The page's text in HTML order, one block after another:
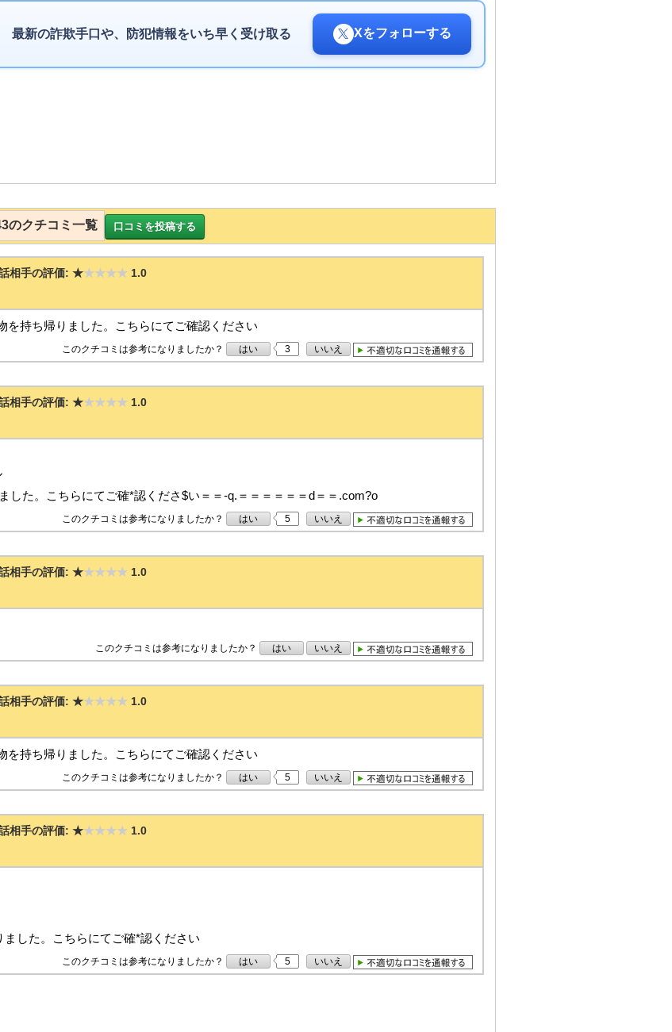
最新の詐欺手口や、防犯情報をいち早く受け取る Xをフォローする
のクチコミ一覧 口コミを投稿する
相手の評価: ★★★★★1.0
を持ち帰りました。こちらにてご確認ください
このクチコミは参考になりましたか？ はい 3 いいえ
相手の評価: ★★★★★1.0
した。こちらにてご確*認くださ$い＝＝-q.＝＝＝＝＝＝d＝＝.com?o
このクチコミは参考になりましたか？ はい 5 いいえ
相手の評価: ★★★★★1.0
このクチコミは参考になりましたか？ はい いいえ
相手の評価: ★★★★★1.0
を持ち帰りました。こちらにてご確認ください
このクチコミは参考になりましたか？ はい 5 いいえ
相手の評価: ★★★★★1.0
した。こちらにてご確*認ください
このクチコミは参考になりましたか？ はい 5 いいえ